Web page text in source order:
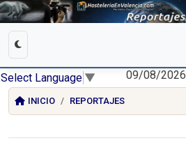
Select Language ▼ 09/08/2026
INICIO REPORTAJES